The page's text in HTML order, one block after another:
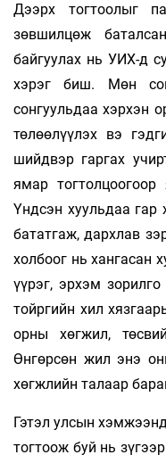
Дээрх тогтоолыг
зөвшилцөж
байгуулах нь УИХ-д
хэрэг биш. Мөн
сонгуульдаа хэрхэн
төлөөлүүлэх вэ
шийдвэр гаргах
ямар
Үндсэн хуульдаа гар
бататгаж, дархлав
холбоог нь хангасан
үүрэг, эрхэм
тойргийн хил
орны хөгжил,
Өнгөрсөн жил энэ
хөгжлийн талаар
Гэтэл улсын
тогтоож буй нь